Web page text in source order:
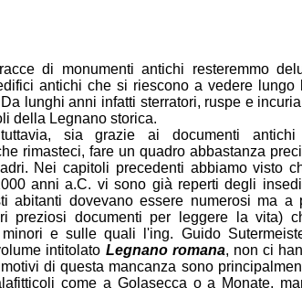
di monumenti antichi resteremmo
antichi che si riescono a vedere
lunghi anni infatti sterratori, ruspe e
della Legnano storica.
tuttavia, sia grazie ai documenti
rimasteci, fare un quadro abbastanza
Nei capitoli precedenti abbiamo visto
anni a.C. vi sono già reperti degli
abitanti dovevano essere numerosi ma a
preziosi documenti per leggere la vita)
minori e sulle quali l'ing. Guido
intitolato Legnano romana, non ci
di questa mancanza sono
come a Golasecca o a Monate,